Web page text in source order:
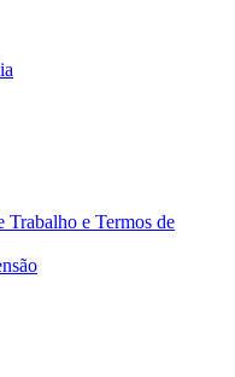
Trabalho e Termos de